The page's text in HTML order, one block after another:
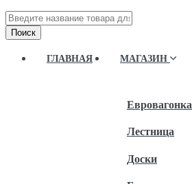
Поиск
ГЛАВНАЯ МАГАЗИН
Евровагонка
Лестница
Доски